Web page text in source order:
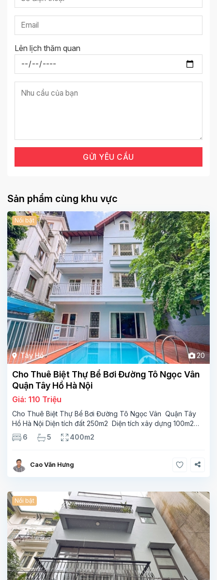
Lên lịch thăm quan
Sản phẩm cùng khu vực
Tây Hồ 20
Nổi bật
Cho Thuê Biệt Thự Bể Bơi Đường Tô Ngọc Vân
Quận Tây Hồ Hà Nội
Giá: 110 Triệu
Cho Thuê Biệt Thự Bể Bơi Đường Tô Ngọc Vân Quận Tây
Hồ Hà Nội Diện tích đất 250m2 Diện tích xây dựng 100m2
Xây 4 tầng, 6 phòng ngủ 5 phòng tắm Tầng 1, , phòng
khách , phòng bếp-1wc Tầng 2, 2 phòng
6 5 400m2
Cao Văn Hưng
Nổi bật